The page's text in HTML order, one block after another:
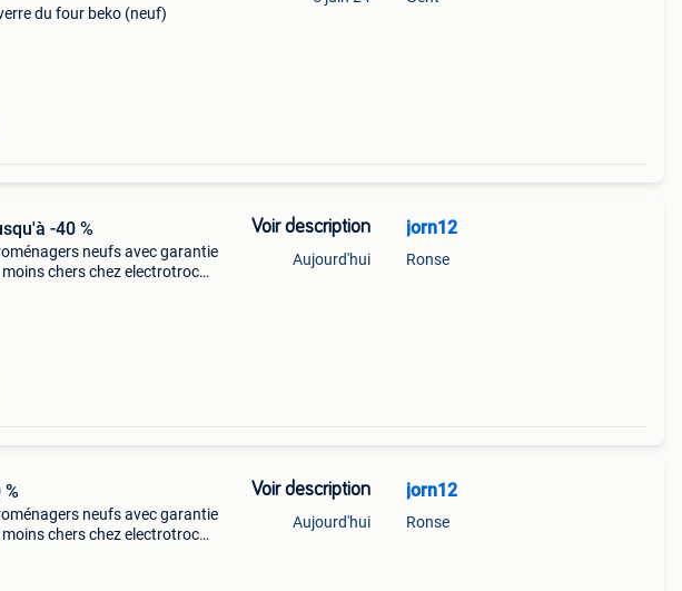
du four beko (neuf)
-40 %
neufs avec garantie
chers chez electrotroc
Voir description
Aujourd'hui
jorn12
Ronse
neufs avec garantie
chers chez electrotroc
Voir description
Aujourd'hui
jorn12
Ronse